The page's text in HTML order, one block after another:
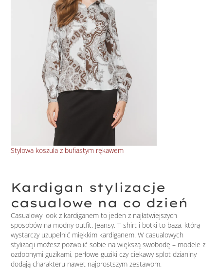
Stylowa koszula z bufiastym rękawem
Kardigan stylizacje
casualowe na co dzień
Casualowy look z kardiganem to jeden z najłatwiejszych
sposobów na modny outfit. Jeansy, T-shirt i botki to baza, którą
wystarczy uzupełnić miękkim kardiganem. W casualowych
stylizacji możesz pozwolić sobie na większą swobodę – modele z
ozdobnymi guzikami, perłowe guziki czy ciekawy splot dzianiny
dodają charakteru nawet najprostszym zestawom.